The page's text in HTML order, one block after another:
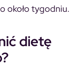
około tygodniu.
dietę